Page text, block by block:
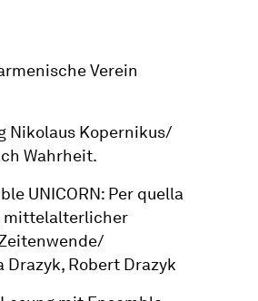
Verein
Nikolaus Kopernikus/
Wahrheit.
UNICORN: Per quella
mittelalterlicher
Drazyk, Robert Drazyk